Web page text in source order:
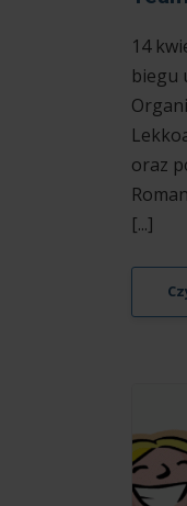
14
biegu
oraz
[...]